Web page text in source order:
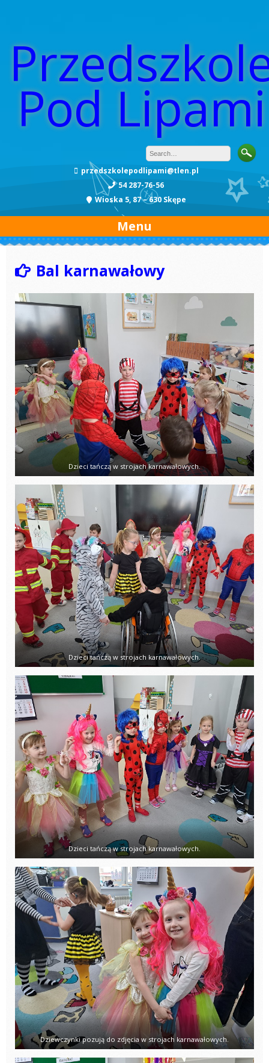
Pod Lipami
przedszkolepodlipami@tlen.pl
54 287-76-56
Wioska 5, 87 – 630 Skępe
Menu
Bal karnawałowy
Dzieci tańczą w strojach karnawałowych.
Dzieci tańczą w strojach karnawałowych.
Dzieci tańczą w strojach karnawałowych.
Dziewczynki pozują do zdjęcia w strojach karnawałowych.